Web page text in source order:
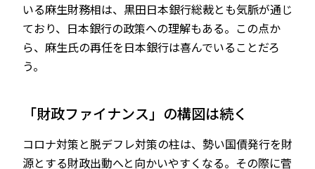
いる麻生財務相は、黒田日本銀行総裁とも気脈が通じ
ており、日本銀行の政策への理解もある。この点か
ら、麻生氏の再任を日本銀行は喜んでいることだろ
う。
「財政ファイナンス」の構図は続く
コロナ対策と脱デフレ対策の柱は、勢い国債発行を財
源とする財政出動へと向かいやすくなる。その際に菅